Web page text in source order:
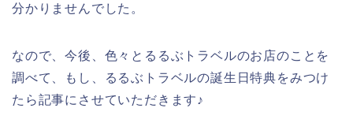
分かりませんでした。
なので、今後、色々とるるぶトラベルのお店のことを
調べて、もし、るるぶトラベルの誕生日特典をみつけ
たら記事にさせていただきます♪